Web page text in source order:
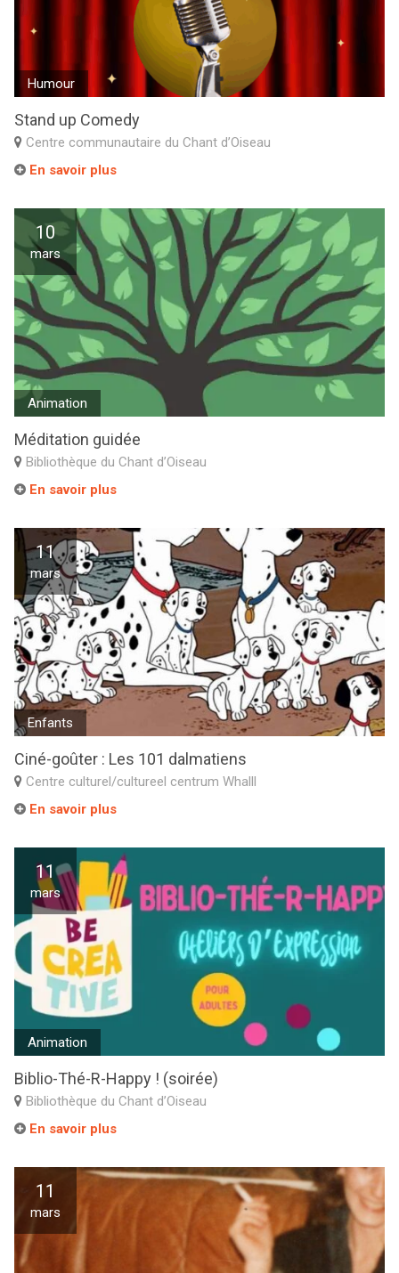
Humour
Stand up Comedy
Centre communautaire du Chant d’Oiseau
En savoir plus
10
mars
Animation
Méditation guidée
Bibliothèque du Chant d’Oiseau
En savoir plus
11
mars
Enfants
Ciné-goûter : Les 101 dalmatiens
Centre culturel/cultureel centrum Whalll
En savoir plus
11
mars
Animation
Biblio-Thé-R-Happy ! (soirée)
Bibliothèque du Chant d’Oiseau
En savoir plus
11
mars